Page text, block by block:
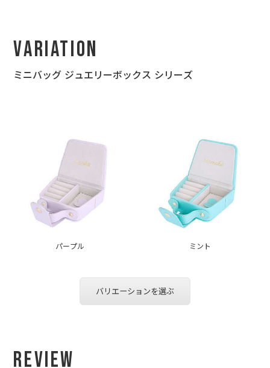
Variation
ミニバッグ ジュエリーボックス シリーズ
パープル ミント
バリエーションを選ぶ
Review